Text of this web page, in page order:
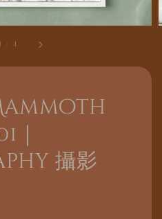
1 4
｜
攝影